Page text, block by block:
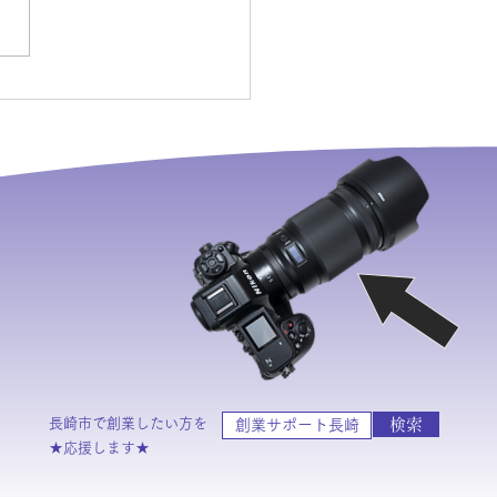
長崎市で創業したい方を
​★応援します★
創業サポート長崎 検索